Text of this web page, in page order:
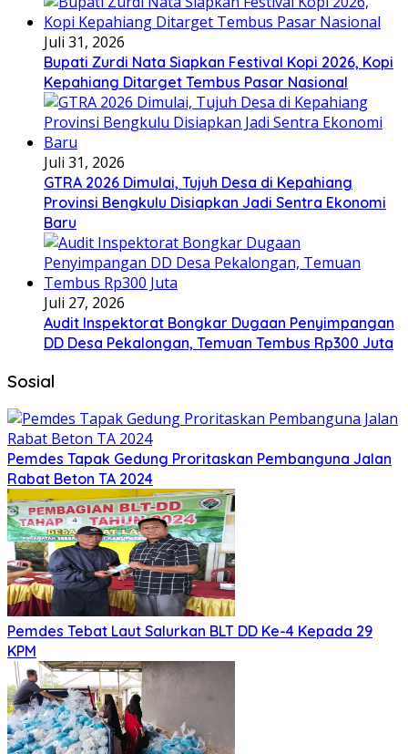
Juli 31, 2026
Bupati Zurdi Nata Siapkan Festival Kopi 2026, Kopi
Kepahiang Ditarget Tembus Pasar Nasional
Juli 31, 2026
GTRA 2026 Dimulai, Tujuh Desa di Kepahiang
Provinsi Bengkulu Disiapkan Jadi Sentra Ekonomi
Baru
Juli 27, 2026
Audit Inspektorat Bongkar Dugaan Penyimpangan
DD Desa Pekalongan, Temuan Tembus Rp300 Juta
Sosial
Pemdes Tapak Gedung Proritaskan Pembanguna Jalan
Rabat Beton TA 2024
Pemdes Tebat Laut Salurkan BLT DD Ke-4 Kepada 29
KPM